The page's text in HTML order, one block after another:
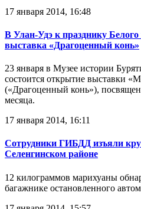
17 января 2014, 16:48
В Улан-Удэ к празднику Белого
выставка «Драгоценный конь»
23 января в Музее истории
состоится открытие выставки
(«Драгоценный конь»),
месяца.
17 января 2014, 16:11
Cотрудники ГИБДД изъяли
Селенгинском районе
12 килограммов марихуаны
багажнике остановленного